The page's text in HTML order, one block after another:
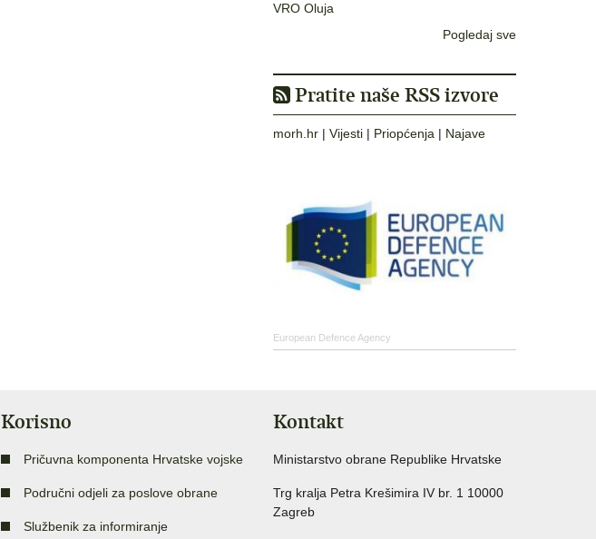
VRO Oluja
Pogledaj sve
Pratite naše RSS izvore
morh.hr | Vijesti | Priopćenja | Najave
European Defence Agency
Korisno
Pričuvna komponenta Hrvatske vojske
Područni odjeli za poslove obrane
Službenik za informiranje
Kontakt
Ministarstvo obrane Republike Hrvatske
Trg kralja Petra Krešimira IV br. 1 10000
Zagreb